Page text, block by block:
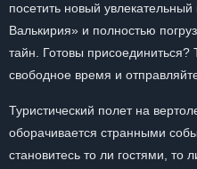
посетить новый
Валькирия» и полностью
тайн. Готовы
свободное время и
Туристический полет на
оборачивается странными
становитесь то ли гостями, то